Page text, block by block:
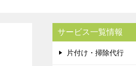
サービス一覧情報
片付け・掃除代行